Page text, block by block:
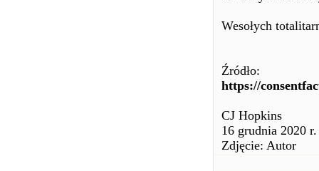
Wesołych
Źródło:
https://
CJ Hopkins
16 grudnia 2020 r.
Zdjęcie: Autor